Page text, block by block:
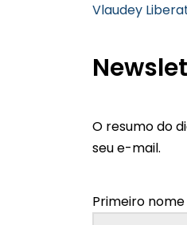
Vlaudey
O resumo do
seu e-mail.
Primeiro